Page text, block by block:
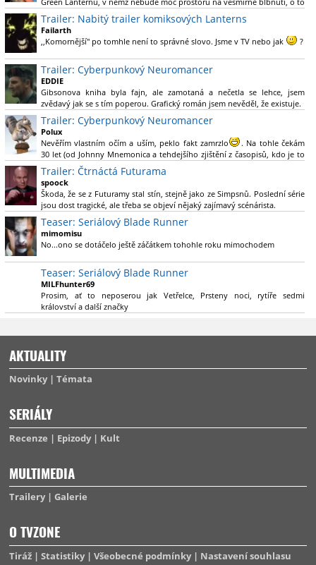
Green Lanternů, v němž nebude moc prostoru na vesmírné blbnutí, o to
více se ovšem bude moci nová adaptace odprostit třeba od filmového
Green Lanterna s Ryanem Reynoldsem.´´ Co je na tom
nesrozumitelného?
Trailer: Nabitý trailer komiksových Lanterns
Failarth
,,Komornější" po tomhle není to správné slovo. Jsme v TV nebo jak
?
Nebál bych se říct, že to vypadá skvěle jak po stránce kvantity materiálu,
tak i formou.
Výběr Ulricha Tomsena pro mě velké překvapení a velmi zajímavá volba
bravo.
Chandler je lepší a lepší s každou novou scénou.
Komiksy to mají ted´těžké, paradoxně tomu škodí to všechno kolem
(DC nebo MCU to je buřt) , ale nezasloužilo by si to zářez jen kvůli tomu.
Držím tomu palce.
Trailer: Cyberpunkový Neuromancer
EDDIE
Gibsonova kniha byla fajn, ale zamotaná a nečetla se lehce, jsem
zvědavý jak se s tím poperou. Grafický román jsem nevěděl, že existuje.
Trailer: Cyberpunkový Neuromancer
Polux
Nevěřím vlastním očím a uším, peklo fakt zamrzlo
. Na tohle čekám
30 let (od Johnny Mnemonica a tehdejšího zjištění z časopisů, kdo je to
Gibson a co je jeho debutová kniha zač), přičemž 25 let (od Matrixu,
který pojem cyberpunk dostal do povědomí i obyčejného diváka a
nikoliv fanouška žánru) marně doufám, že si po řadě "duchovních
nástupců", kteří přišli poté (Ghost In The Shell, Alita: Battle Angel,
Altered Carbon, Blade Runner 2049, Cyberpunk 2077, atd.), někdo
konečně vzpomene i na bibli cyberpunku, se kterou to všechno začalo.
Teď už nezbývá nic jiného než se tiše modlit a doufat, že to bude stát za
to
. Plus kudos za sázku na seriál a nikoliv film, snad tvůrci tu
Trailer: Čtrnáctá Futurama
spoock
Škoda, že se z Futuramy stal stín, stejně jako ze Simpsnů. Poslední série
jsou dost tragické, ale třeba se objeví nějaký zajímavý scénárista.
Nedávno začala vycházet nová řada Ricka a Mortyho a já z úžasem zjistil,
že se na to dá opět koukat.
Teaser: Seriálový Blade Runner
mimomisu
No...ono se dotáčelo ještě záčátkem tohohle roku mimochodem
Teaser: Seriálový Blade Runner
MILFhunter69
Prosim, ať to neposerou jak Vetřelce, Prsteny noci, rytíře sedmi
království a další značky
AKTUALITY
Novinky Témata
SERIÁLY
Recenze Epizody Kult
MULTIMEDIA
Trailery Galerie
O TVZONE
Tiráž Statistiky Všeobecné podmínky Nastavení souhlasu